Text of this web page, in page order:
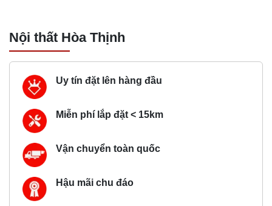
Nội thất Hòa Thịnh
Uy tín đặt lên hàng đầu
Miễn phí lắp đặt < 15km
Vận chuyển toàn quốc
Hậu mãi chu đáo